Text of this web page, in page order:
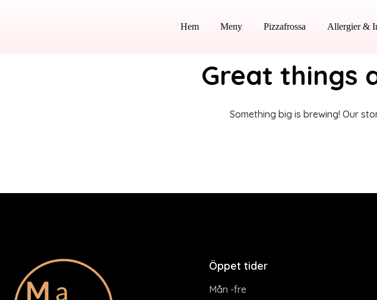
Hem Meny Pizzafrossa Allergier &
Great things
Something big is brewing! Our
Öppet tider
Mån -fre